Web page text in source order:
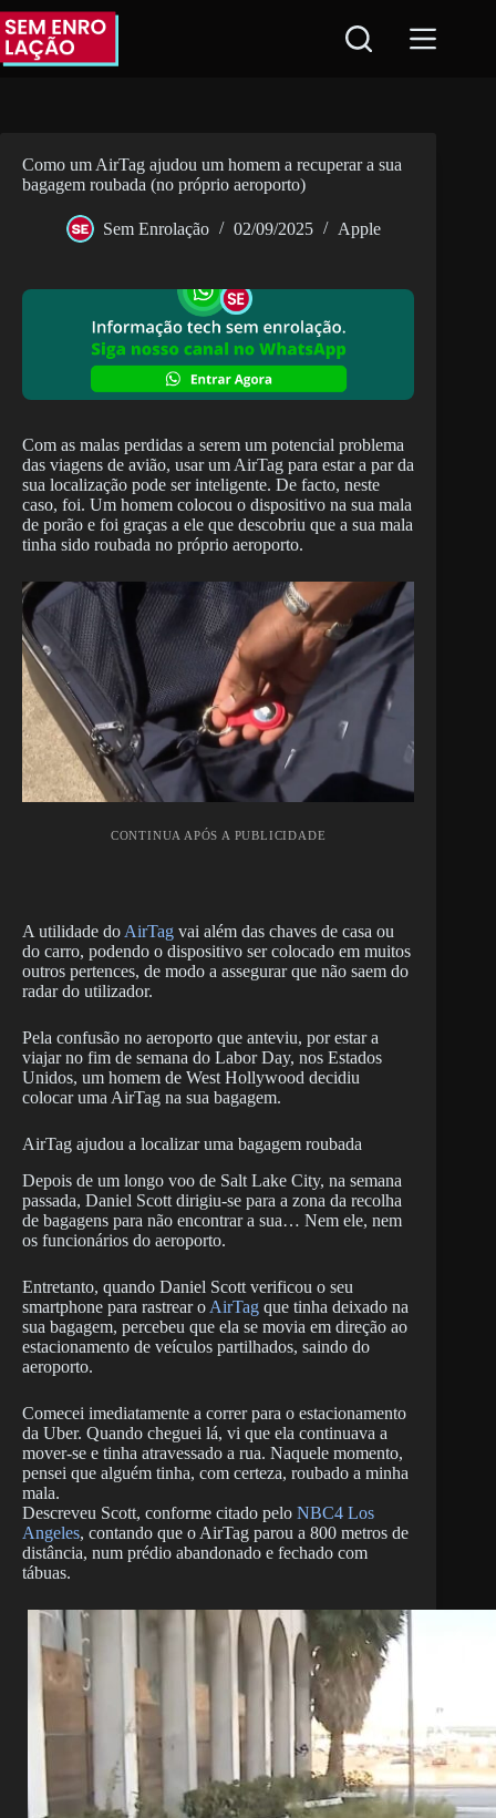
Pular
para
conteúdo
Como um AirTag ajudou um homem a recuperar a sua
bagagem roubada (no próprio aeroporto)
Sem Enrolação 02/09/2025 Apple
Com as malas perdidas a serem um potencial problema
das viagens de avião, usar um AirTag para estar a par da
sua localização pode ser inteligente. De facto, neste
caso, foi. Um homem colocou o dispositivo na sua mala
de porão e foi graças a ele que descobriu que a sua mala
tinha sido roubada no próprio aeroporto.
CONTINUA APÓS A PUBLICIDADE
A utilidade do AirTag vai além das chaves de casa ou
do carro, podendo o dispositivo ser colocado em muitos
outros pertences, de modo a assegurar que não saem do
radar do utilizador.
Pela confusão no aeroporto que anteviu, por estar a
viajar no fim de semana do Labor Day, nos Estados
Unidos, um homem de West Hollywood decidiu
colocar uma AirTag na sua bagagem.
AirTag ajudou a localizar uma bagagem roubada
Depois de um longo voo de Salt Lake City, na semana
passada, Daniel Scott dirigiu-se para a zona da recolha
de bagagens para não encontrar a sua… Nem ele, nem
os funcionários do aeroporto.
Entretanto, quando Daniel Scott verificou o seu
smartphone para rastrear o AirTag que tinha deixado na
sua bagagem, percebeu que ela se movia em direção ao
estacionamento de veículos partilhados, saindo do
aeroporto.
Comecei imediatamente a correr para o estacionamento
da Uber. Quando cheguei lá, vi que ela continuava a
mover-se e tinha atravessado a rua. Naquele momento,
pensei que alguém tinha, com certeza, roubado a minha
mala.
Descreveu Scott, conforme citado pelo NBC4 Los
Angeles, contando que o AirTag parou a 800 metros de
distância, num prédio abandonado e fechado com
tábuas.